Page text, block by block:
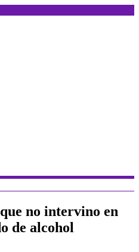
no intervino en
de alcohol